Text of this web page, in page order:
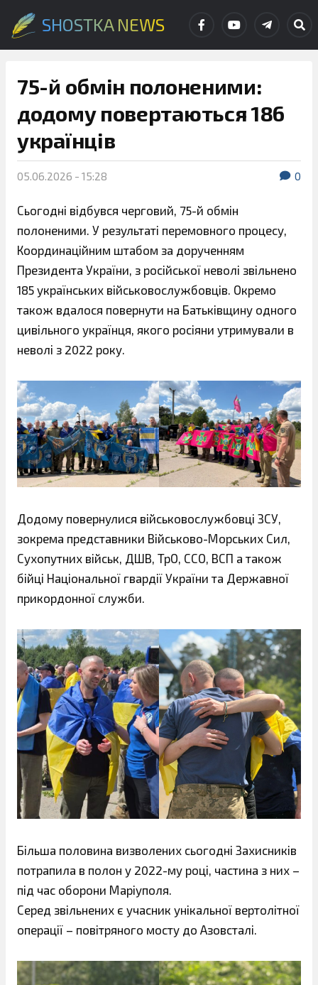
SHOSTKA NEWS
75-й обмін полоненими:
додому повертаються 186
українців
05.06.2026 - 15:28 0
Сьогодні відбувся черговий, 75-й обмін
полоненими. У результаті перемовного процесу,
Координаційним штабом за дорученням
Президента України, з російської неволі звільнено
185 українських військовослужбовців. Окремо
також вдалося повернути на Батьківщину одного
цивільного українця, якого росіяни утримували в
неволі з 2022 року.
Додому повернулися військовослужбовці ЗСУ,
зокрема представники Військово-Морських Сил,
Сухопутних військ, ДШВ, ТрО, ССО, ВСП а також
бійці Національної гвардії України та Державної
прикордонної служби.
Більша половина визволених сьогодні Захисників
потрапила в полон у 2022-му році, частина з них –
під час оборони Маріуполя.
Серед звільнених є учасник унікальної вертолітної
операції – повітряного мосту до Азовсталі.